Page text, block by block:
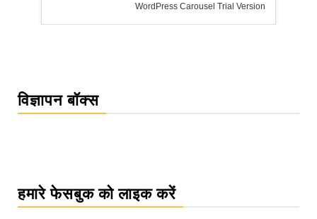
WordPress Carousel Trial Version
विज्ञापन बॉक्स
हमारे फेसबुक को लाइक करें